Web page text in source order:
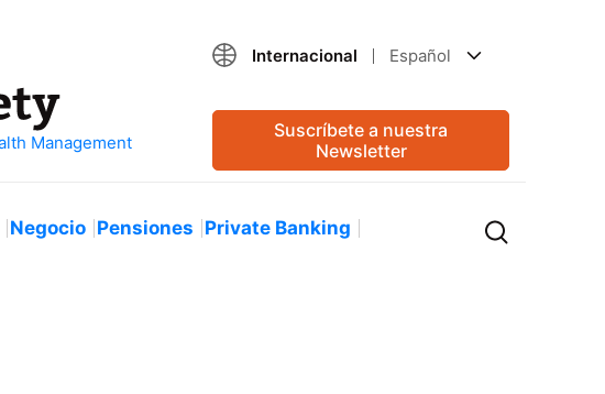
Internacional Español
Suscríbete a nuestra
Newsletter
Negocio Pensiones Private Banking